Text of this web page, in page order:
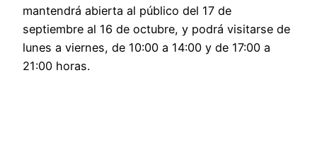
mantendrá abierta al público del 17 de
septiembre al 16 de octubre, y podrá visitarse de
lunes a viernes, de 10:00 a 14:00 y de 17:00 a
21:00 horas.